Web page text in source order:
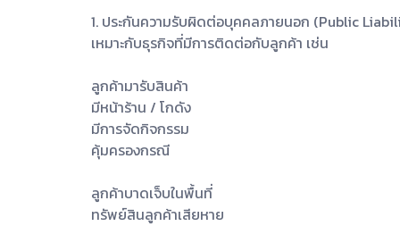
1. ประกันความรับผิดต่อบุคคลภายนอก (Public
เหมาะกับธุรกิจที่มีการติดต่อกับลูกค้า เช่น
ลูกค้ามารับสินค้า
มีหน้าร้าน / โกดัง
มีการจัดกิจกรรม
คุ้มครองกรณี
ลูกค้าบาดเจ็บในพื้นที่
ทรัพย์สินลูกค้าเสียหาย